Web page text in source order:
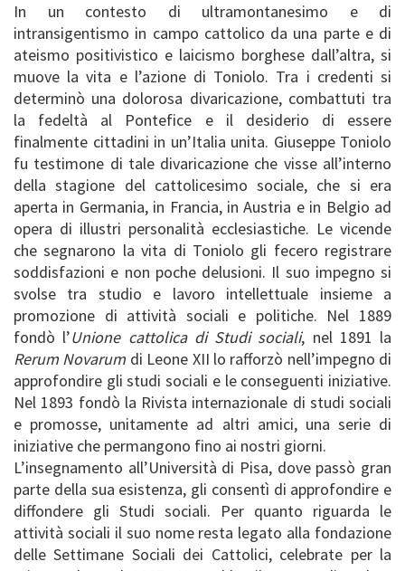
In un contesto di ultramontanesimo e di
intransigentismo in campo cattolico da una parte e di
ateismo positivistico e laicismo borghese dall’altra, si
muove la vita e l’azione di Toniolo. Tra i credenti si
determinò una dolorosa divaricazione, combattuti tra
la fedeltà al Pontefice e il desiderio di essere
finalmente cittadini in un’Italia unita. Giuseppe Toniolo
fu testimone di tale divaricazione che visse all’interno
della stagione del cattolicesimo sociale, che si era
aperta in Germania, in Francia, in Austria e in Belgio ad
opera di illustri personalità ecclesiastiche. Le vicende
che segnarono la vita di Toniolo gli fecero registrare
soddisfazioni e non poche delusioni. Il suo impegno si
svolse tra studio e lavoro intellettuale insieme a
promozione di attività sociali e politiche. Nel 1889
fondò l’Unione cattolica di Studi sociali, nel 1891 la
Rerum Novarum di Leone XII lo rafforzò nell’impegno di
approfondire gli studi sociali e le conseguenti iniziative.
Nel 1893 fondò la Rivista internazionale di studi sociali
e promosse, unitamente ad altri amici, una serie di
iniziative che permangono fino ai nostri giorni.
L’insegnamento all’Università di Pisa, dove passò gran
parte della sua esistenza, gli consentì di approfondire e
diffondere gli Studi sociali. Per quanto riguarda le
attività sociali il suo nome resta legato alla fondazione
delle Settimane Sociali dei Cattolici, celebrate per la